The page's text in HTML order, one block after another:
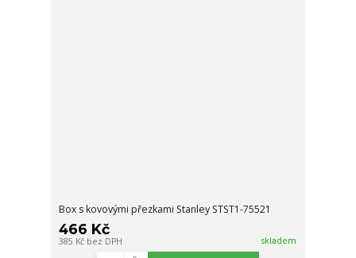
Box s kovovými přezkami Stanley STST1-75521
466 Kč
385 Kč bez DPH skladem